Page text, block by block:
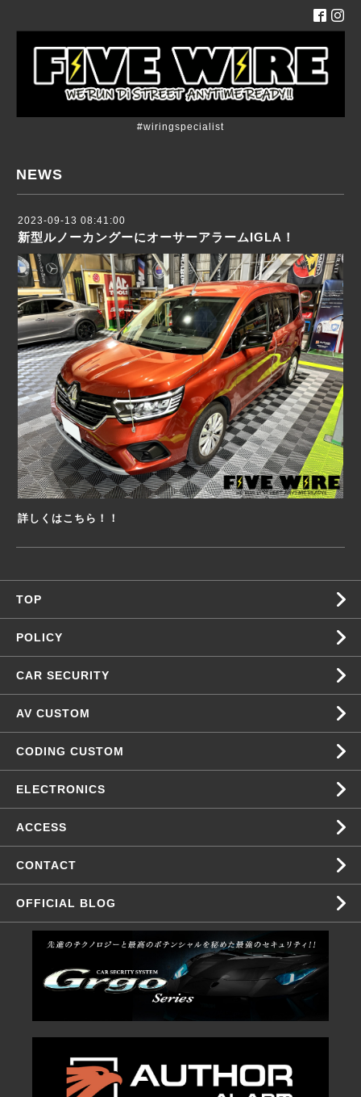
#wiringspecialist
NEWS
2023-09-13 08:41:00
新型ルノーカングーにオーサーアラームIGLA！
詳しくはこちら！！
TOP
POLICY
CAR SECURITY
AV CUSTOM
CODING CUSTOM
ELECTRONICS
ACCESS
CONTACT
OFFICIAL BLOG